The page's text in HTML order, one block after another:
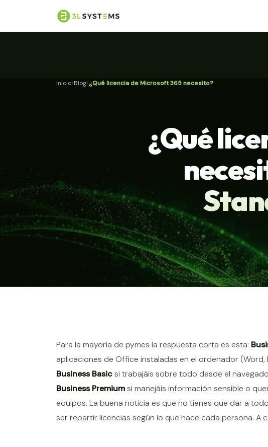
Inicio Blog ¿Qué licencia de Microsoft 365 necesito?
¿Qué
Contenido del
Para la mayoría de pymes la respuesta corta es esta:
aplicaciones de Office instaladas en el ordenador
Business Basicsi trabajáis sobre todo desde el
Business Premiumsi manejáis información sensible o
equipos. La buena noticia es que no tienes que dar a
ser repartir licencias según lo que hace cada persona. A